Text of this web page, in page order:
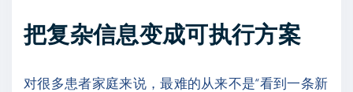
把复杂信息变成可执行方案
对很多患者家庭来说，最难的从来不是“看到一条新